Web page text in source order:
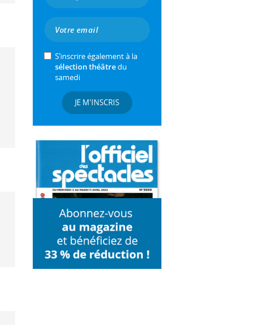
S’inscrire également à la
sélection théâtredu
samedi
JE M'INSCRIS